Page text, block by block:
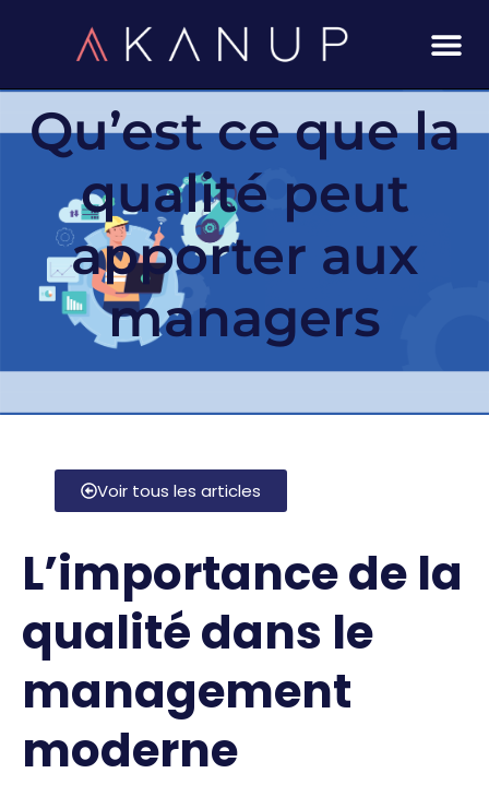
au
contenu
Qu’est ce que la
qualité peut
apporter aux
managers
Voir tous les articles
L’importance de la
qualité dans le
management
moderne